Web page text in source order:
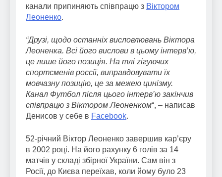
канали припиняють співпрацю з Віктором
Леоненко.
“Друзі, щодо останніх висловлювань Віктора
Леоненка. Всі його вислови в цьому інтерв’ю,
це лише його позиція. На тлі zігуючих
спортсменів россії, виправдовувати їх
мовчазну позицію, це за межею цинізму.
Канал Футбол після цього інтерв’ю закінчив
співпрацю з Віктором Леоненком“, – написав
Денисов у себе в Facebook.
52-річний Віктор Леоненко завершив кар’єру
в 2002 році. На його рахунку 6 голів за 14
матчів у складі збірної України. Сам він з
Росії, до Києва переїхав, коли йому було 23